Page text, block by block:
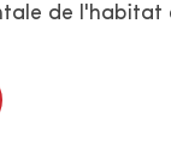
de l'habitat